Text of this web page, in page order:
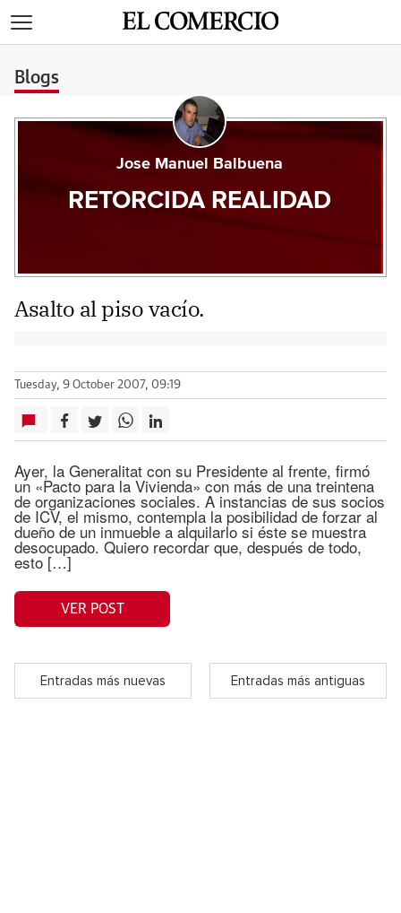
Blogs
Jose Manuel Balbuena
RETORCIDA REALIDAD
Asalto al piso vacío.
Tuesday, 9 October 2007, 09:19
Ayer, la Generalitat con su Presidente al frente, firmó
un «Pacto para la Vivienda» con más de una treintena
de organizaciones sociales. A instancias de sus socios
de ICV, el mismo, contempla la posibilidad de forzar al
dueño de un inmueble a alquilarlo si éste se muestra
desocupado. Quiero recordar que, después de todo,
esto […]
VER POST
Entradas más nuevas Entradas más antiguas